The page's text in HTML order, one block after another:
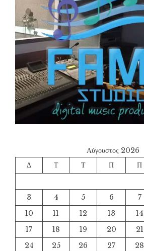
Αύγουστος 2026
Δ
Τ Τ Π Π
3
4 5 6 7
10
11 12 13 14
17
18 19 20 21
24
25 26 27 28